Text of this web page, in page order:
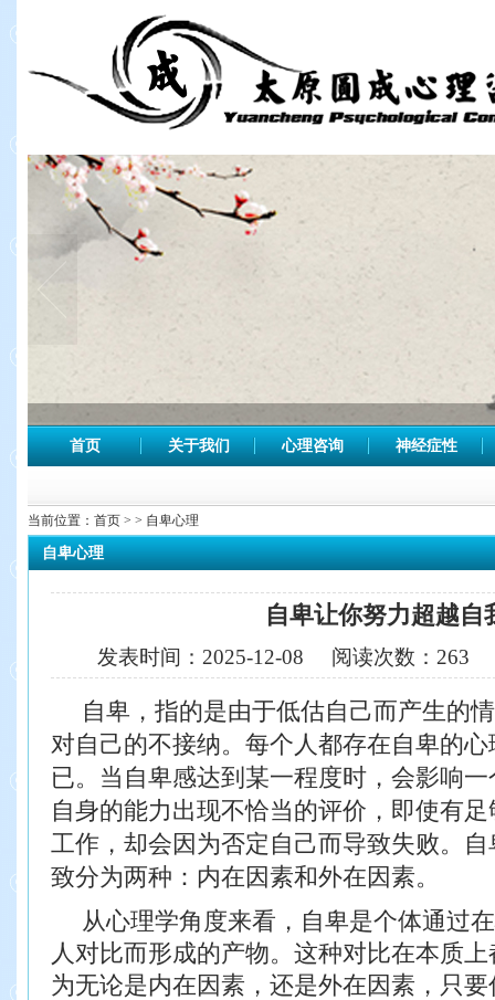
首页 关于我们 心理咨询 神经症性
当前位置： 首页 > > 自卑心理
自卑心理
自卑让你努力超越自
发表时间： 2025-12-08 阅读次数： 263
自卑，指的是由于低估自己而产生的
对自己的不接纳。每个人都存在自卑的
已。当自卑感达到某一程度时，会影响
自身的能力出现不恰当的评价，即使有
工作，却会因为否定自己而导致失败。
致分为两种：内在因素和外在因素。
从心理学角度来看，自卑是个体通过
人对比而形成的产物。这种对比在本质
为无论是内在因素，还是外在因素，只